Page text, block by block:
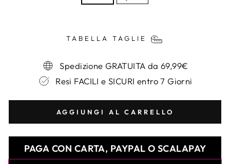
TABELLA TAGLIE
Spedizione GRATUITA da 69,99€
Resi FACILI e SICURI entro 7 Giorni
AGGIUNGI AL CARRELLO
PAGA CON CARTA, PAYPAL O SCALAPAY